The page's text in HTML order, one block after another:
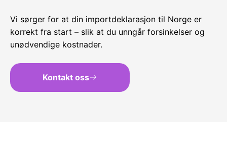
Vi sørger for at din importdeklarasjon til Norge er
korrekt fra start – slik at du unngår forsinkelser og
unødvendige kostnader.
Kontakt oss